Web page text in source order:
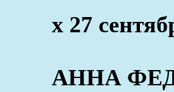
x 27
АННА